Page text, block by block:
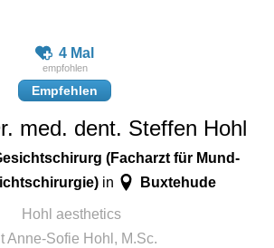
4 Mal
Empfehlen
med. dent. Steffen Hohl
(Facharzt für Mund-
in Buxtehude
Hohl aesthetics
Anne-Sofie Hohl, M.Sc.